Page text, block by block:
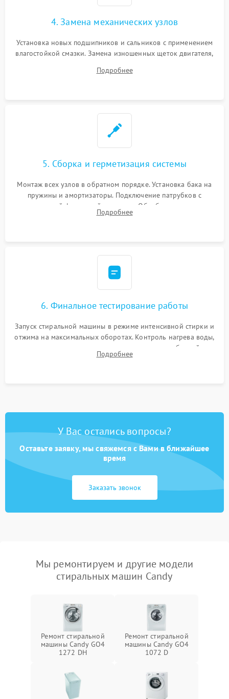
4. Замена механических узлов
Установка новых подшипников и сальников с применением
влагостойкой смазки. Замена изношенных щеток двигателя,
или поврежденной резиновой манжеты.
Подробнее
5. Сборка и герметизация системы
Монтаж всех узлов в обратном порядке. Установка бака на
пружины и амортизаторы. Подключение патрубков с
надежной фиксацией хомутами. Обработка стыков
герметиком для предотвращения возможных протечек воды.
Подробнее
6. Финальное тестирование работы
Запуск стиральной машины в режиме интенсивной стирки и
отжима на максимальных оборотах. Контроль нагрева воды,
корректности слива, отсутствия излишних вибраций,
посторонних стуков и протечек под корпусом.
Подробнее
У Вас остались вопросы?
Оставьте заявку, мы свяжемся с Вами в ближайшее
время
Заказать звонок
Мы ремонтируем и другие модели
стиральных машин Candy
Ремонт стиральной
машины Candy GO4
1272 DH
Ремонт стиральной
машины Candy GO4
1072 D